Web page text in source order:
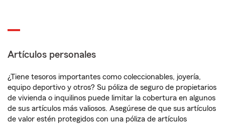
Artículos personales
¿Tiene tesoros importantes como coleccionables, joyería,
equipo deportivo y otros? Su póliza de seguro de propietarios
de vivienda o inquilinos puede limitar la cobertura en algunos
de sus artículos más valiosos. Asegúrese de que sus artículos
de valor estén protegidos con una póliza de artículos